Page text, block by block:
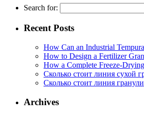
Search for:
Recent Posts
How Can an Industrial
How to Design a Fertilizer
How a Complete Freeze-
Сколько стоит линия сухой
Сколько стоит линия
Archives